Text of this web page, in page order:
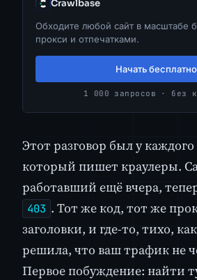
Crawlbase
Обходите любой сайт в масштабе
прокси и отпечатками.
Начать бесплатно
1 000 запросов · без
Этот разговор был у
который пишет краулеры.
работавший ещё вчера,
403 . Тот же код, тот же
заголовки, и где-то, тихо,
решила, что ваш трафик не
Первое побуждение: найти